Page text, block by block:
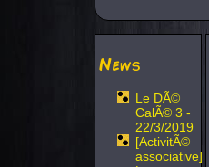
News
Le DÃ©
CalÃ© 3 -
22/3/2019
[ActivitÃ©
associative]